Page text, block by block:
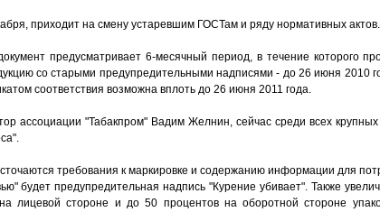
приходит на смену устаревшим ГОСТам и ряду нормативных актов.
предусматривает 6-месячный период, в течение которого
со старыми предупредительными надписями - до 26 июня 2010
соответствия возможна вплоть до 26 июня 2011 года.
ассоциации "Табакпром" Вадим Желнин, сейчас среди всех
требования к маркировке и содержанию информации для
будет предупредительная надпись "Курение убивает". Также
лицевой стороне и до 50 процентов на оборотной стороне